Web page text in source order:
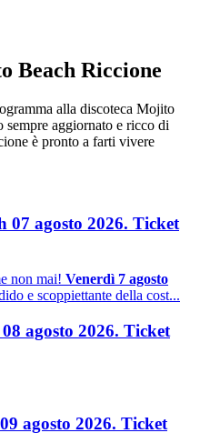
Beach Riccione
alla discoteca Mojito
aggiornato e ricco di
è pronto a farti vivere
agosto 2026. Ticket
non mai! Venerdì 7 agosto
e scoppiettante della cost...
agosto 2026. Ticket
agosto 2026. Ticket